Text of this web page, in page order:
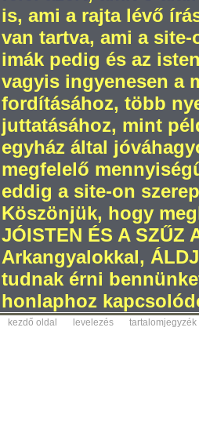
is, ami a rajta lévő
van tartva, ami a
imák pedig és az
vagyis ingyenesen a
fordításához, több
juttatásához, mint
egyház által
megfelelő
eddig a site-on
Köszönjük, hogy
JÓISTEN ÉS A SZŰZ
Arkangyalokkal,
tudnak érni
honlaphoz
kezdő oldal levelezés tartalomjegyzék